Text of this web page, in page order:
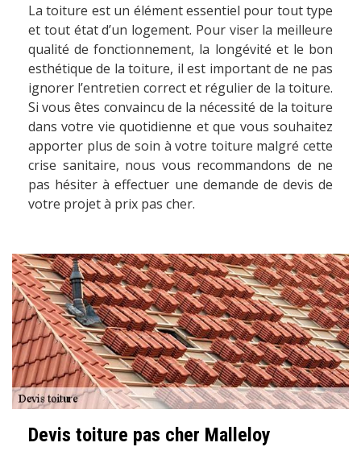
La toiture est un élément essentiel pour tout type
et tout état d’un logement. Pour viser la meilleure
qualité de fonctionnement, la longévité et le bon
esthétique de la toiture, il est important de ne pas
ignorer l’entretien correct et régulier de la toiture.
Si vous êtes convaincu de la nécessité de la toiture
dans votre vie quotidienne et que vous souhaitez
apporter plus de soin à votre toiture malgré cette
crise sanitaire, nous vous recommandons de ne
pas hésiter à effectuer une demande de devis de
votre projet à prix pas cher.
Devis toiture pas cher Malleloy